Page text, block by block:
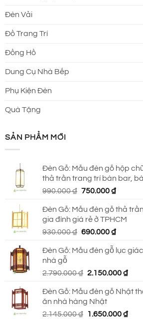
Đèn Vải
Đồ Trang Trí
Đồng Hồ
Dung Cụ Nhà Bếp
Phụ Kiện Đèn
Quà Tặng
SẢN PHẨM MỚI
Đèn Gỗ: Mẫu đèn gỗ hộp
thả trần trang trí bàn bar,
990.000₫ Giá
là:
990.000 ₫.
750.000₫Giá
tại
là:
750.000
Đèn Gỗ: Mẫu đèn gỗ thả
gia đình giá rẻ ở TPHCM
930.000₫ Giá
là:
690.000₫Giá
tại
690.000
Đèn Gỗ: Mẫu đèn gỗ lục
nhà gỗ
2.790.000₫ Giá
là:
2.790.000 ₫.
2.150.000₫Giá
tại
Đèn Gỗ: Mẫu đèn gỗ Nhật
ăn nhà hàng Nhật
2.145.000₫ Giá
1.650.000₫Giá